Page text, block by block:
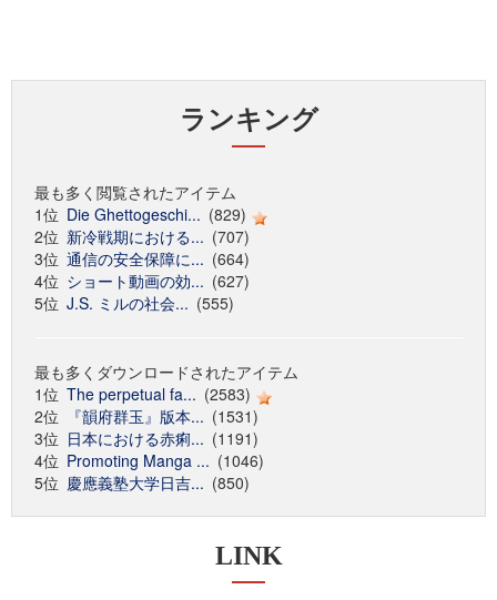
ランキング
最も多く閲覧されたアイテム
1位 Die Ghettogeschi... (829)
2位 新冷戦期における... (707)
3位 通信の安全保障に... (664)
4位 ショート動画の効... (627)
5位 J.S. ミルの社会... (555)
最も多くダウンロードされたアイテム
1位 The perpetual fa... (2583)
2位
『韻府群玉』版本... (1531)
3位 日本における赤痢... (1191)
4位 Promoting Manga ... (1046)
5位 慶應義塾大学日吉... (850)
LINK